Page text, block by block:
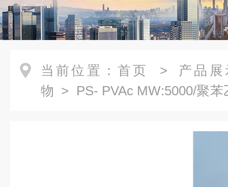
当前位置： 首页 > 产品展
物 > PS- PVAc MW:5000/聚